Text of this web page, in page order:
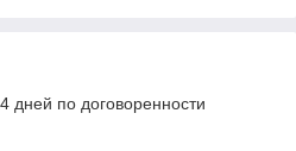
дней по договоренности